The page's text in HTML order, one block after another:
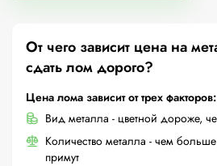
От чего зависит цена на
сдать лом дорого?
Цена лома зависит от трех факторов:
Вид металла - цветной дороже,
Количество металла - чем
примут